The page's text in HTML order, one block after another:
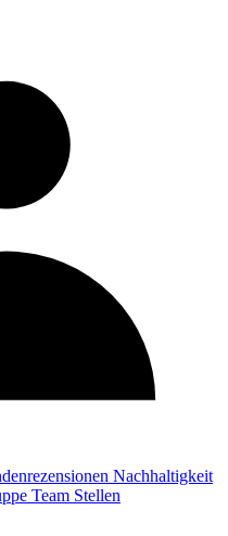
Nachhaltigkeit
Team Stellen